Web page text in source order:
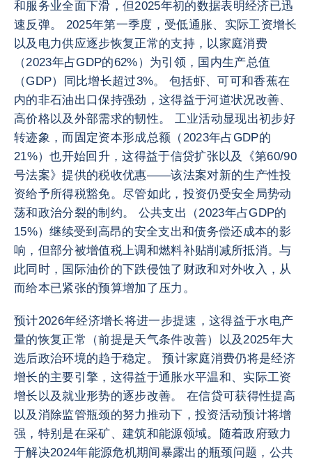
和服务业全面下滑，但2025年初的数据表明经济已迅
速反弹。 2025年第一季度，受低通胀、实际工资增长
以及电力供应逐步恢复正常的支持，以家庭消费
（2023年占GDP的62%）为引领，国内生产总值
（GDP）同比增长超过3%。 包括虾、可可和香蕉在
内的非石油出口保持强劲，这得益于河道状况改善、
高价格以及外部需求的韧性。 工业活动显现出初步好
转迹象，而固定资本形成总额（2023年占GDP的
21%）也开始回升，这得益于信贷扩张以及《第60/90
号法案》提供的税收优惠——该法案对新的生产性投
资给予所得税豁免。尽管如此，投资仍受安全局势动
荡和政治分裂的制约。 公共支出（2023年占GDP的
15%）继续受到高昂的安全支出和债务偿还成本的影
响，但部分被增值税上调和燃料补贴削减所抵消。与
此同时，国际油价的下跌侵蚀了财政和对外收入，从
而给本已紧张的预算增加了压力。
预计2026年经济增长将进一步提速，这得益于水电产
量的恢复正常（前提是天气条件改善）以及2025年大
选后政治环境的趋于稳定。 预计家庭消费仍将是经济
增长的主要引擎，这得益于通胀水平温和、实际工资
增长以及就业形势的逐步改善。 在信贷可获得性提高
以及消除监管瓶颈的努力推动下，投资活动预计将增
强，特别是在采矿、建筑和能源领域。随着政府致力
于解决2024年能源危机期间暴露出的瓶颈问题，公共